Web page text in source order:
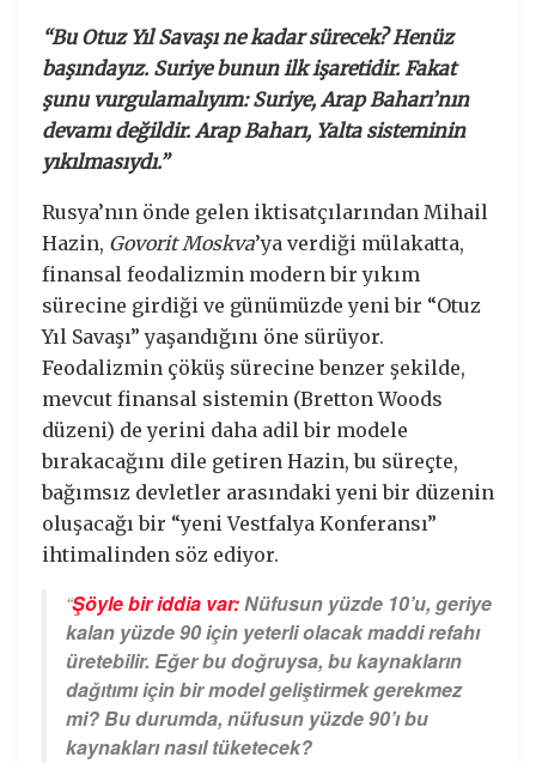
“Bu Otuz Yıl Savaşı ne kadar sürecek? Henüz
başındayız. Suriye bunun ilk işaretidir. Fakat
şunu vurgulamalıyım: Suriye, Arap Baharı’nın
devamı değildir. Arap Baharı, Yalta sisteminin
yıkılmasıydı.”
Rusya’nın önde gelen iktisatçılarından Mihail
Hazin, Govorit Moskva’ya verdiği mülakatta,
finansal feodalizmin modern bir yıkım
sürecine girdiği ve günümüzde yeni bir “Otuz
Yıl Savaşı” yaşandığını öne sürüyor.
Feodalizmin çöküş sürecine benzer şekilde,
mevcut finansal sistemin (Bretton Woods
düzeni) de yerini daha adil bir modele
bırakacağını dile getiren Hazin, bu süreçte,
bağımsız devletler arasındaki yeni bir düzenin
oluşacağı bir “yeni Vestfalya Konferansı”
ihtimalinden söz ediyor.
“Şöyle bir iddia var:Nüfusun yüzde 10’u, geriye
kalan yüzde 90 için yeterli olacak maddi refahı
üretebilir. Eğer bu doğruysa, bu kaynakların
dağıtımı için bir model geliştirmek gerekmez
mi? Bu durumda, nüfusun yüzde 90’ı bu
kaynakları nasıl tüketecek?